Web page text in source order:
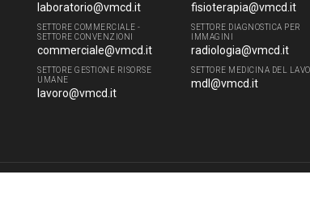
laboratorio@vmcd.it
SETTORE COMMERCIALE -
SETTORE CONVENZIONI
commerciale@vmcd.it
SETTORE GESTIONE RISORSE
UMANE
lavoro@vmcd.it
fisioterapia@vmcd.it
SETTORE DIAGNOSTICA PER
IMMAGINI
radiologia@vmcd.it
SETTORE MEDICINA DEL
mdl@vmcd.it